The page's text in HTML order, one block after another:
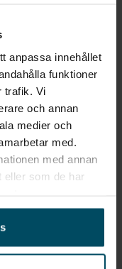
anpassa innehållet
funktioner
trafik. Vi
och annan
medier och
med.
med annan
eller som de har